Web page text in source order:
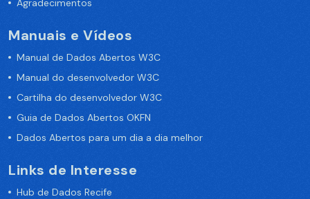
Agradecimentos
Manuais e Vídeos
Manual de Dados Abertos W3C
Manual do desenvolvedor W3C
Cartilha do desenvolvedor W3C
Guia de Dados Abertos OKFN
Dados Abertos para um dia a dia melhor
Links de Interesse
Hub de Dados Recife